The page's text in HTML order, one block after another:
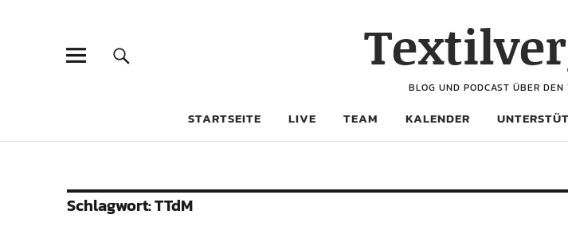
BLOG UND PODCAST ÜBER DEN
STARTSEITE LIVE TEAM KALENDER
Schlagwort:TTdM